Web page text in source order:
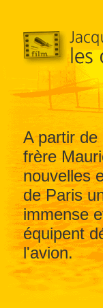
A partir de
frère
nouvelles
de Paris
immense
équipent
l'avion.